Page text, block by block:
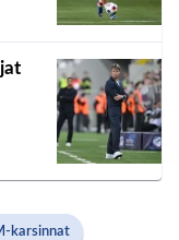
karsinnat